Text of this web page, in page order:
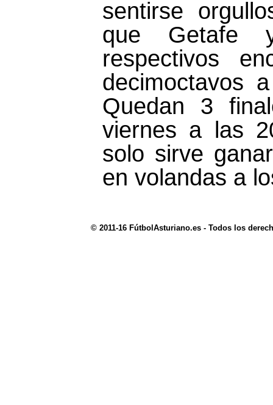
sentirse
que Getafe
respectivos
decimoctavos
Quedan 3
viernes a las
solo sirve
en volandas a
© 2011-16 FútbolAsturiano.es - Todos los